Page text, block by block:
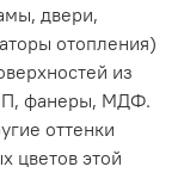
двери,
отопления)
из
фанеры, МДФ.
оттенки
цветов этой